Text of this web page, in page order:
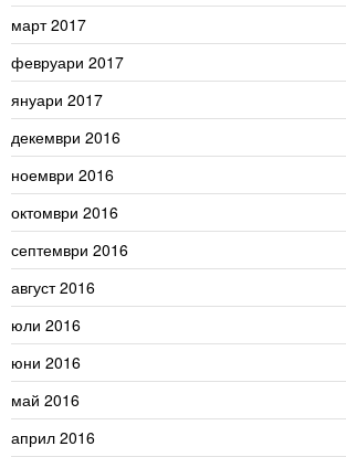
март 2017
февруари 2017
януари 2017
декември 2016
ноември 2016
октомври 2016
септември 2016
август 2016
юли 2016
юни 2016
май 2016
април 2016